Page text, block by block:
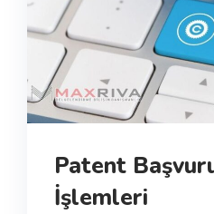
Patent
İşlemleri